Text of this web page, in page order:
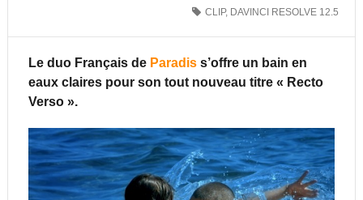
CLIP, DAVINCI RESOLVE 12.5
Le duo Français de Paradiss’offre un bain en
eaux claires pour son tout nouveau titre « Recto
Verso ».